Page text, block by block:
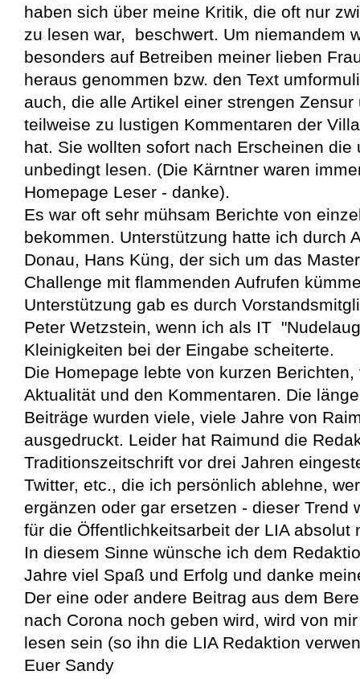
haben sich über meine Kritik, die oft nur
zu lesen war, beschwert. Um niemandem
besonders auf Betreiben meiner lieben
heraus genommen bzw. den Text
auch, die alle Artikel einer strengen
teilweise zu lustigen Kommentaren der
hat. Sie wollten sofort nach Erscheinen die
unbedingt lesen. (Die Kärntner waren
Homepage Leser - danke).
Es war oft sehr mühsam Berichte von
bekommen. Unterstützung hatte ich durch
Donau, Hans Küng, der sich um das
Challenge mit flammenden Aufrufen
Unterstützung gab es durch
Peter Wetzstein, wenn ich als IT
Kleinigkeiten bei der Eingabe scheiterte.
Die Homepage lebte von kurzen
Aktualität und den Kommentaren. Die
Beiträge wurden viele, viele Jahre von
ausgedruckt. Leider hat Raimund die
Traditionszeitschrift vor drei Jahren
Twitter, etc., die ich persönlich ablehne,
ergänzen oder gar ersetzen - dieser Trend
für die Öffentlichkeitsarbeit der LIA absolut
In diesem Sinne wünsche ich dem
Jahre viel Spaß und Erfolg und danke
Der eine oder andere Beitrag aus dem
nach Corona noch geben wird, wird von
lesen sein (so ihn die LIA Redaktion
Euer Sandy